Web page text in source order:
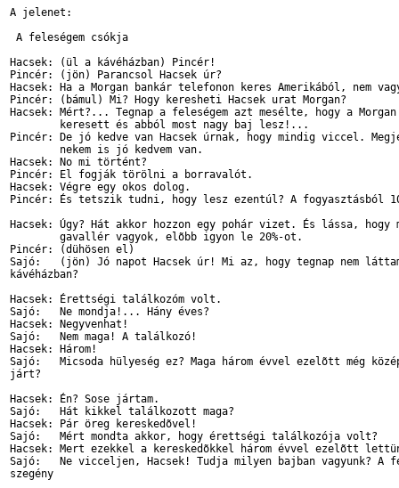
A jelenet:
A feleségem csókja
Hacsek: (ül a kávéházban) Pincér!
Pincér: (jön) Parancsol Hacsek úr?
Hacsek: Ha a Morgan bankár telefonon keres Amerikából, nem
Pincér: (bámul) Mi? Hogy keresheti Hacsek urat Morgan?
Hacsek: Mért?... Tegnap a feleségem azt mesélte, hogy a
        keresett és abból most nagy baj lesz!...
Pincér: De jó kedve van Hacsek úrnak, hogy mindig viccel.
        nekem is jó kedvem van.
Hacsek: No mi történt?
Pincér: El fogják törölni a borravalót.
Hacsek: Végre egy okos dolog.
Pincér: És tetszik tudni, hogy lesz ezentúl? A fogyasztásból
Hacsek: Úgy? Hát akkor hozzon egy pohár vizet. És lássa, hogy
        gavallér vagyok, elõbb igyon le 20%-ot.
Pincér: (dühösen el)
Sajó:   (jön) Jó napot Hacsek úr! Mi az, hogy tegnap nem
kávéházban?
Hacsek: Érettségi találkozóm volt.
Sajó:   Ne mondja!... Hány éves?
Hacsek: Negyvenhat!
Sajó:   Nem maga! A találkozó!
Hacsek: Három!
Sajó:   Micsoda hülyeség ez? Maga három évvel ezelõtt még
járt?
Hacsek: Én? Sose jártam.
Sajó:   Hát kikkel találkozott maga?
Hacsek: Pár öreg kereskedõvel!
Sajó:   Mért mondta akkor, hogy érettségi találkozója volt?
Hacsek: Mert ezekkel a kereskedõkkel három évvel ezelõtt
Sajó:   Ne vicceljen, Hacsek! Tudja milyen bajban vagyunk? A
szegény